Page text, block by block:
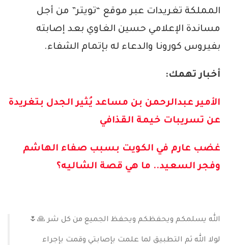
المملكة تغريدات عبر موقع “تويتر” من أجل
مساندة الإعلامي حسين الغاوي بعد إصابته
بفيروس كورونا والدعاء له بإتمام الشفاء.
أخبار تهمك:
الأمير عبدالرحمن بن مساعد يُثير الجدل بتغريدة
عن تسريبات خيمة القذافي
غضب عارم في الكويت بسبب صفاء الهاشم
وفجر السعيد.. ما هي قصة الشاليه؟
الله يسلمكم ويحفظكم ويحفظ الجميع من كل شر 🙏🌷
لولا الله ثم التطبيق لما علمت بإصابتي وقمت بإجراء